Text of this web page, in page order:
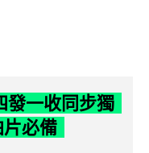
一收同步獨
必備